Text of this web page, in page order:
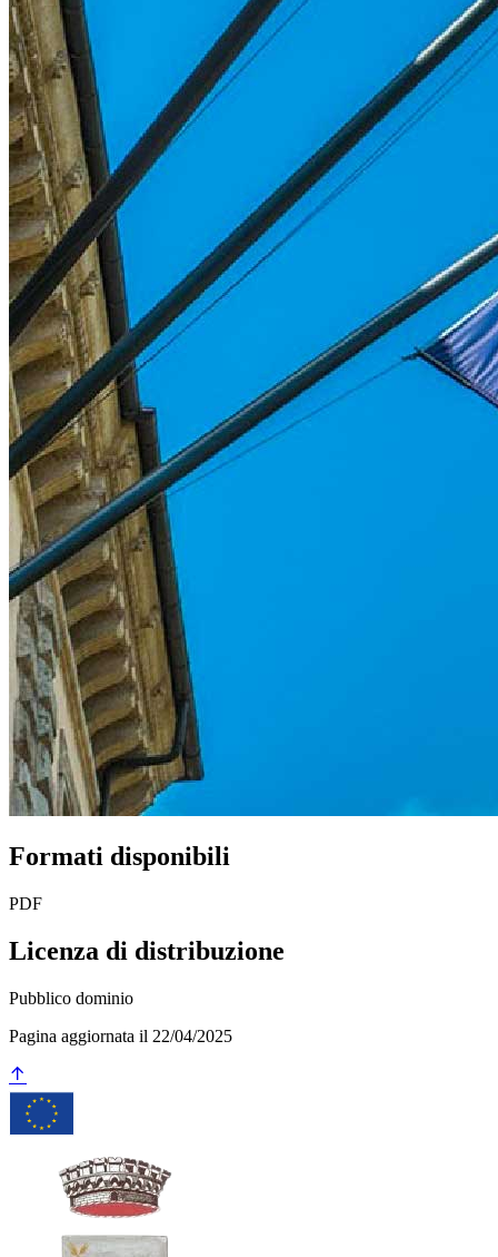
Formati disponibili
PDF
Licenza di distribuzione
Pubblico dominio
Pagina aggiornata il 22/04/2025